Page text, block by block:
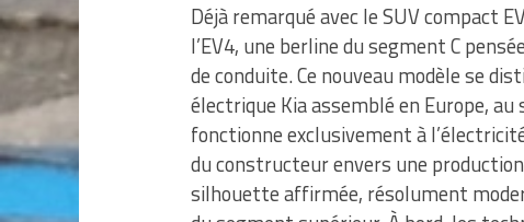
Déjà remarqué avec le SUV compact
l’EV4, une berline du segment C
de conduite. Ce nouveau modèle se
électrique Kia assemblé en Europe, au
fonctionne exclusivement à
du constructeur envers une
silhouette affirmée, résolument